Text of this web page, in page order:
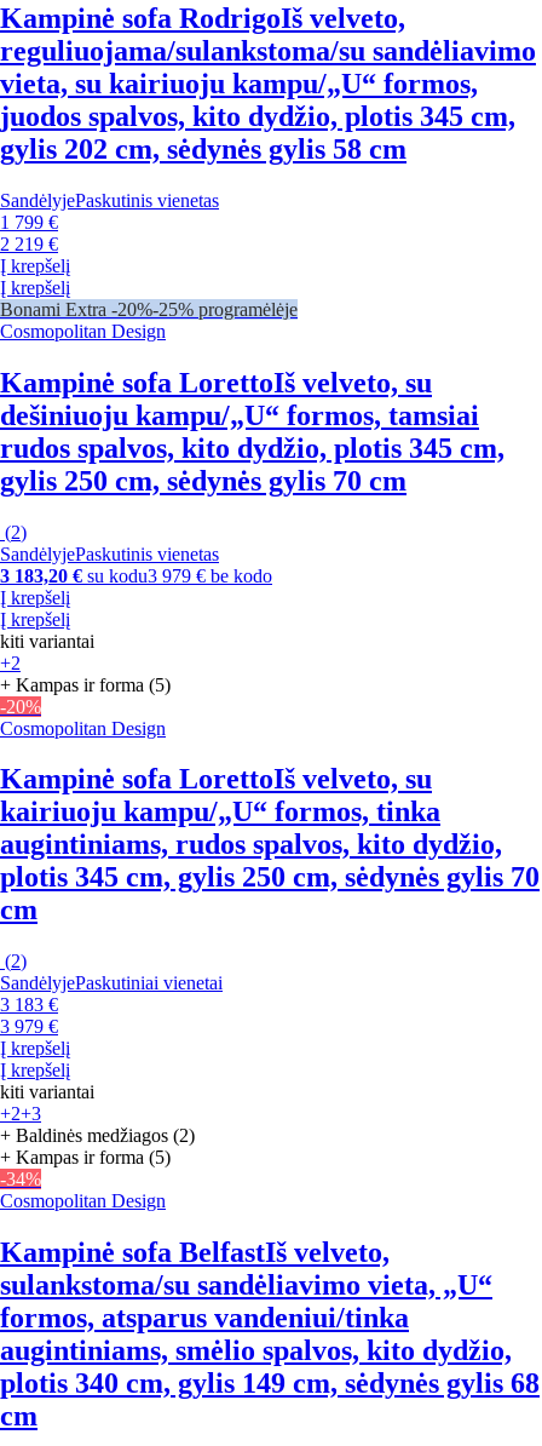
Kampinė sofa RodrigoIš velveto,
reguliuojama/sulankstoma/su sandėliavimo
vieta, su kairiuoju kampu/„U“ formos,
juodos spalvos, kito dydžio, plotis 345 cm,
gylis 202 cm, sėdynės gylis 58 cm
SandėlyjePaskutinis vienetas
1 799 €
2 219 €
Į krepšelį
Į krepšelį
Bonami Extra -20%-25% programėlėje
Cosmopolitan Design
Kampinė sofa LorettoIš velveto, su
dešiniuoju kampu/„U“ formos, tamsiai
rudos spalvos, kito dydžio, plotis 345 cm,
gylis 250 cm, sėdynės gylis 70 cm
(2)
SandėlyjePaskutinis vienetas
3 183,20 € su kodu3 979 € be kodo
Į krepšelį
Į krepšelį
kiti variantai
+2
+ Kampas ir forma (5)
-20%
Cosmopolitan Design
Kampinė sofa LorettoIš velveto, su
kairiuoju kampu/„U“ formos, tinka
augintiniams, rudos spalvos, kito dydžio,
plotis 345 cm, gylis 250 cm, sėdynės gylis 70
cm
(2)
SandėlyjePaskutiniai vienetai
3 183 €
3 979 €
Į krepšelį
Į krepšelį
kiti variantai
+2+3
+ Baldinės medžiagos (2)
+ Kampas ir forma (5)
-34%
Cosmopolitan Design
Kampinė sofa BelfastIš velveto,
sulankstoma/su sandėliavimo vieta, „U“
formos, atsparus vandeniui/tinka
augintiniams, smėlio spalvos, kito dydžio,
plotis 340 cm, gylis 149 cm, sėdynės gylis 68
cm